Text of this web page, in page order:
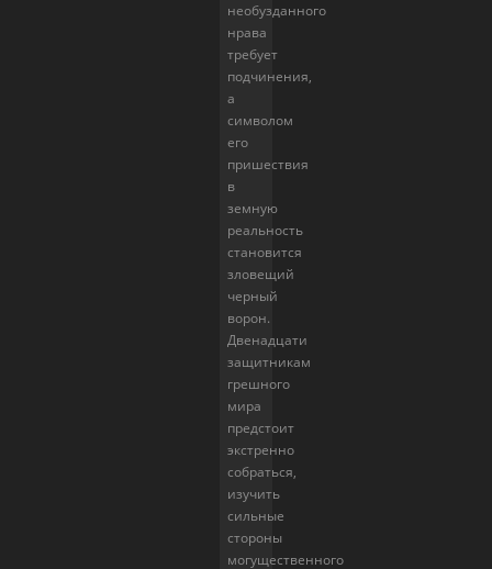
необузданного
нрава
требует
подчинения,
а
символом
его
пришествия
в
земную
реальность
становится
зловещий
черный
ворон.
Двенадцати
защитникам
грешного
мира
предстоит
экстренно
собраться,
изучить
сильные
стороны
могущественного